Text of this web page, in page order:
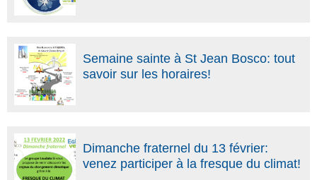
Semaine sainte à St Jean Bosco: tout
savoir sur les horaires!
Dimanche fraternel du 13 février:
venez participer à la fresque du climat!